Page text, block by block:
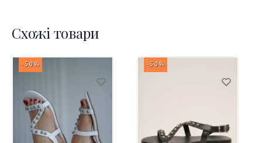
Схожі товари
-50% -50%